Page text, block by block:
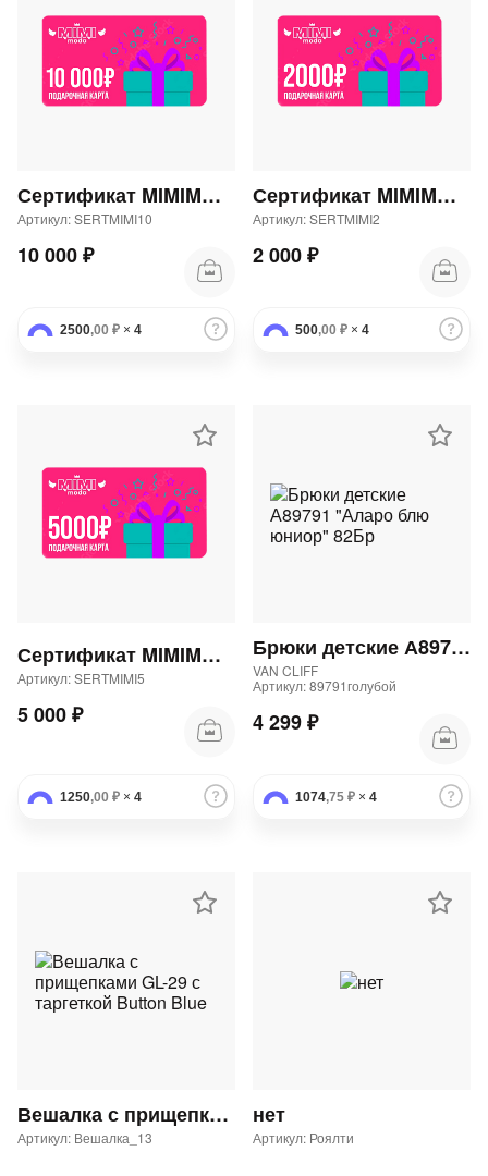
Сертификат MIMIMODA 10000 р.
Артикул: SERTMIMI10
10 000 ₽
2500,00 ₽ × 4
Сертификат MIMIMODA 2000 р.
Артикул: SERTMIMI2
2 000 ₽
500,00 ₽ × 4
Сертификат MIMIMODA 5000 р.
Артикул: SERTMIMI5
5 000 ₽
1250,00 ₽ × 4
Брюки детские А89791 "Аларо блю юниор" 82Бр
VAN CLIFF
Артикул: 89791голубой
4 299 ₽
1074,75 ₽ × 4
Вешалка с прищепками GL-29 с таргеткой Button Blue
Артикул: Вешалка_13
нет
Артикул: Роялти